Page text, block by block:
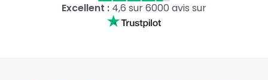
Excellent :4,6 sur 6000 avis sur